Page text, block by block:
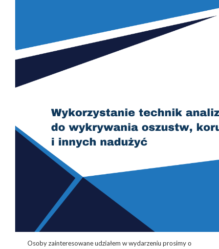
Osoby zainteresowane udziałem w wydarzeniu prosimy o